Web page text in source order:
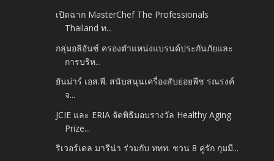
เปิดฉาก MasterChef The Professionals
Thailand ท...
กลุ่มอลิอันซ์ ครองตำแหน่งแบรนด์ประกันภัยและ
การบริห...
ยันม่าร์ เอส.พี. สนับสนุนเครื่องสับย่อยพืช รณรงค์
จ...
JCIE และ ERIA จัดพิธีมอบรางวัล Healthy Aging
Prize...
ริเวอร์เดล มารีน่า ร่วมกับ ททท. ชวน 8 คู่รัก กุมมื...